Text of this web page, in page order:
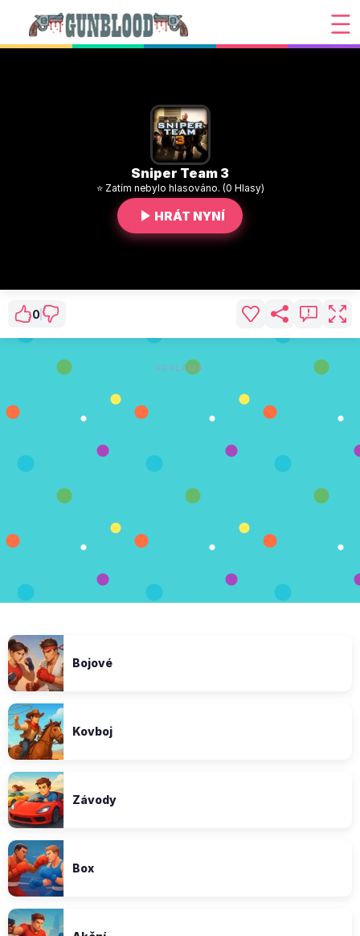
Sniper Team 3
⭐ Zatím nebylo hlasováno. (0 Hlasy)
HRÁT NYNÍ
0
REKLAMA
Bojové
Kovboj
Závody
Box